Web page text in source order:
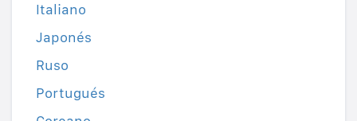
Italiano
Japonés
Ruso
Portugués